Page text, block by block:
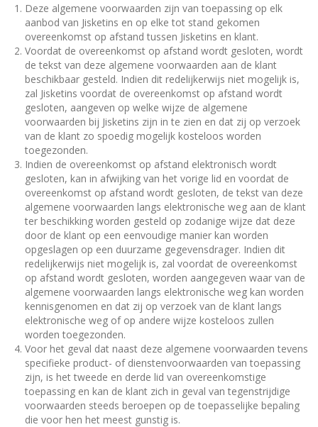
Deze algemene voorwaarden zijn van toepassing op elk
aanbod van Jisketins en op elke tot stand gekomen
overeenkomst op afstand tussen Jisketins en klant.
Voordat de overeenkomst op afstand wordt gesloten, wordt
de tekst van deze algemene voorwaarden aan de klant
beschikbaar gesteld. Indien dit redelijkerwijs niet mogelijk is,
zal Jisketins voordat de overeenkomst op afstand wordt
gesloten, aangeven op welke wijze de algemene
voorwaarden bij Jisketins zijn in te zien en dat zij op verzoek
van de klant zo spoedig mogelijk kosteloos worden
toegezonden.
Indien de overeenkomst op afstand elektronisch wordt
gesloten, kan in afwijking van het vorige lid en voordat de
overeenkomst op afstand wordt gesloten, de tekst van deze
algemene voorwaarden langs elektronische weg aan de klant
ter beschikking worden gesteld op zodanige wijze dat deze
door de klant op een eenvoudige manier kan worden
opgeslagen op een duurzame gegevensdrager. Indien dit
redelijkerwijs niet mogelijk is, zal voordat de overeenkomst
op afstand wordt gesloten, worden aangegeven waar van de
algemene voorwaarden langs elektronische weg kan worden
kennisgenomen en dat zij op verzoek van de klant langs
elektronische weg of op andere wijze kosteloos zullen
worden toegezonden.
Voor het geval dat naast deze algemene voorwaarden tevens
specifieke product- of dienstenvoorwaarden van toepassing
zijn, is het tweede en derde lid van overeenkomstige
toepassing en kan de klant zich in geval van tegenstrijdige
voorwaarden steeds beroepen op de toepasselijke bepaling
die voor hen het meest gunstig is.